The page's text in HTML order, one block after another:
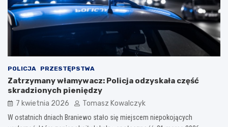
POLICJA PRZESTĘPSTWA
Zatrzymany włamywacz: Policja odzyskała część
skradzionych pieniędzy
7 kwietnia 2026 Tomasz Kowalczyk
W ostatnich dniach Braniewo stało się miejscem niepokojących